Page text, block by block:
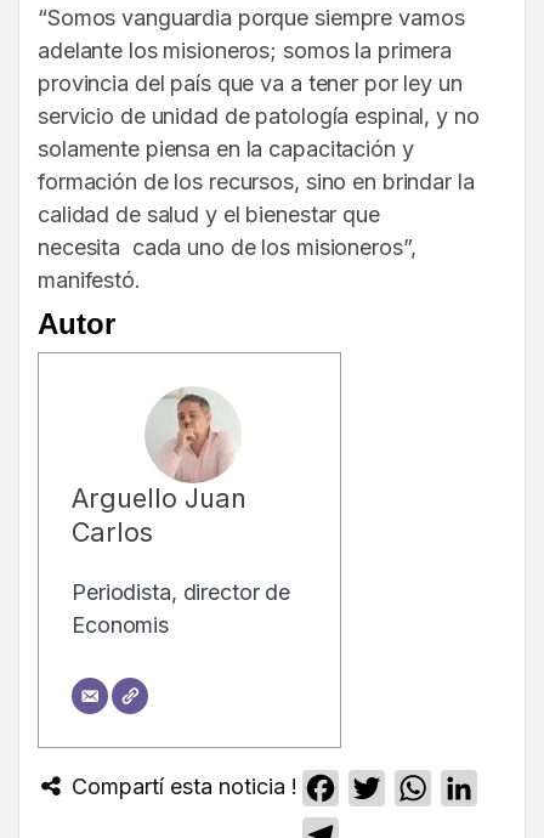
“Somos vanguardia porque siempre vamos
adelante los misioneros; somos la primera
provincia del país que va a tener por ley un
servicio de unidad de patología espinal, y no
solamente piensa en la capacitación y
formación de los recursos, sino en brindar la
calidad de salud y el bienestar que
necesita cada uno de los misioneros”,
manifestó.
Autor
Arguello Juan
Carlos
Periodista, director de
Economis
Compartí esta noticia ! Facebook
TwitterWhatsApp